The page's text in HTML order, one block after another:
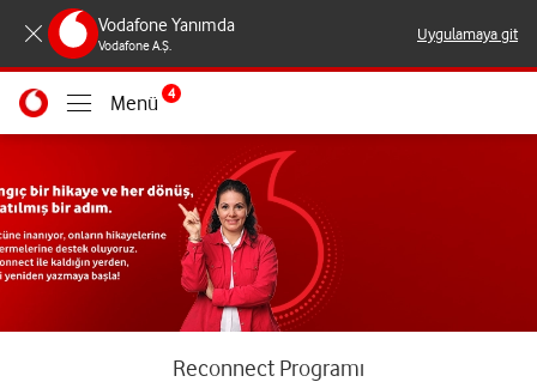
Vodafone Yanımda
Vodafone A.Ş.
Uygulamaya git
Menü 4
Reconnect Programı